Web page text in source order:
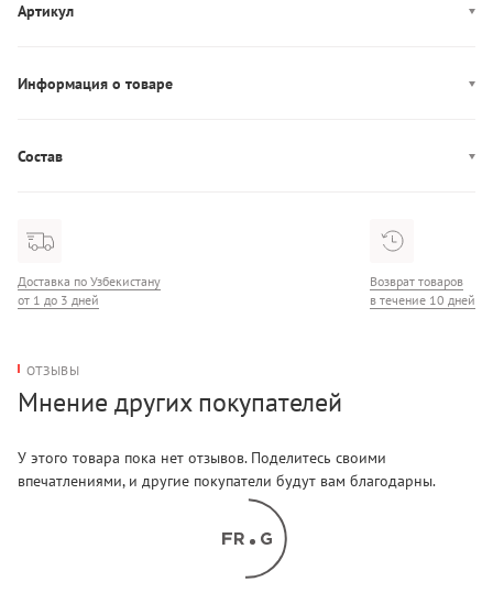
Артикул
Информация о товаре
Состав
Доставка по Узбекистану
от 1 до 3 дней
Возврат товаров
в течение 10 дней
ОТЗЫВЫ
Мнение других покупателей
У этого товара пока нет отзывов. Поделитесь своими
впечатлениями, и другие покупатели будут вам благодарны.